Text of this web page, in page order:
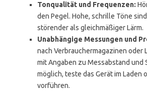
Tonqualität und Frequenzen:
den Pegel. Hohe, schrille Töne
störender als gleichmäßiger Lärm.
Unabhängige Messungen und
nach Verbrauchermagazinen oder
mit Angaben zu Messabstand und
möglich, teste das Gerät im Laden
vorführen.